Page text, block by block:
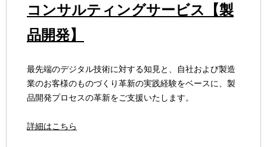
コンサルティングサービス【製
品開発】
最先端のデジタル技術に対する知見と、自社および製造
業のお客様のものづくり革新の実践経験をベースに、製
品開発プロセスの革新をご支援いたします。
詳細はこちら